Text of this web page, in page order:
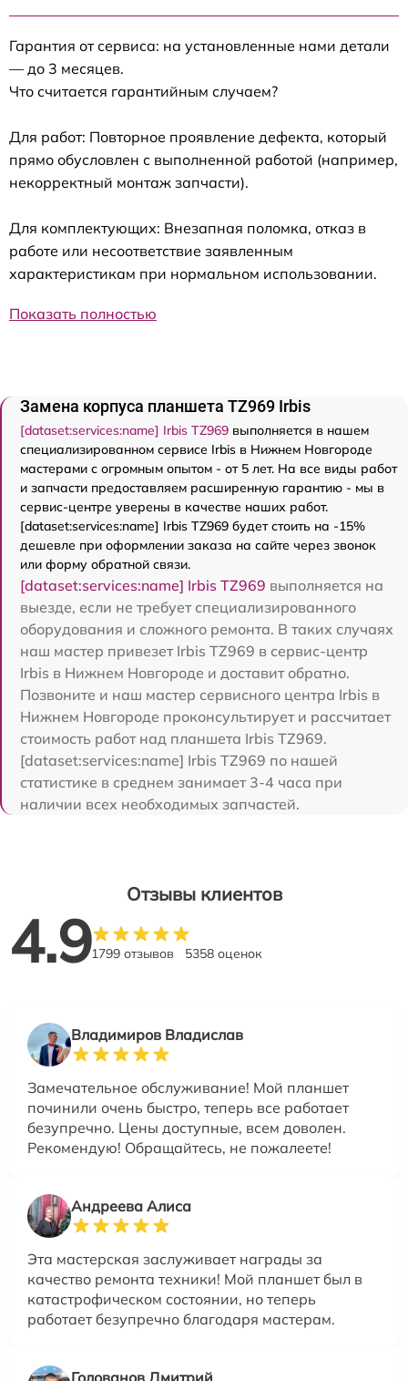
Гарантия от сервиса: на установленные нами детали
— до 3 месяцев.
Что считается гарантийным случаем?
Для работ: Повторное проявление дефекта, который
прямо обусловлен с выполненной работой (например,
некорректный монтаж запчасти).
Для комплектующих: Внезапная поломка, отказ в
работе или несоответствие заявленным
характеристикам при нормальном использовании.
Показать полностью
Замена корпуса планшета TZ969 Irbis
[dataset:services:name] Irbis TZ969 выполняется в нашем
специализированном сервисе Irbis в Нижнем Новгороде
мастерами с огромным опытом - от 5 лет. На все виды работ
и запчасти предоставляем расширенную гарантию - мы в
сервис-центре уверены в качестве наших работ.
[dataset:services:name] Irbis TZ969 будет стоить на -15%
дешевле при оформлении заказа на сайте через звонок
или форму обратной связи.
[dataset:services:name] Irbis TZ969 выполняется на
выезде, если не требует специализированного
оборудования и сложного ремонта. В таких случаях
наш мастер привезет Irbis TZ969 в сервис-центр
Irbis в Нижнем Новгороде и доставит обратно.
Позвоните и наш мастер сервисного центра Irbis в
Нижнем Новгороде проконсультирует и рассчитает
стоимость работ над планшета Irbis TZ969.
[dataset:services:name] Irbis TZ969 по нашей
статистике в среднем занимает 3-4 часа при
наличии всех необходимых запчастей.
Отзывы клиентов
4.91799 отзывов 5358 оценок
Владимиров Владислав
Замечательное обслуживание! Мой планшет
починили очень быстро, теперь все работает
безупречно. Цены доступные, всем доволен.
Рекомендую! Обращайтесь, не пожалеете!
Андреева Алиса
Эта мастерская заслуживает награды за
качество ремонта техники! Мой планшет был в
катастрофическом состоянии, но теперь
работает безупречно благодаря мастерам.